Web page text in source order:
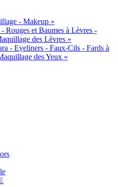
- Makeup »
Rouges et Baumes à Lèvres -
des Lèvres »
- Eyeliners - Faux-Cils - Fards à
des Yeux »